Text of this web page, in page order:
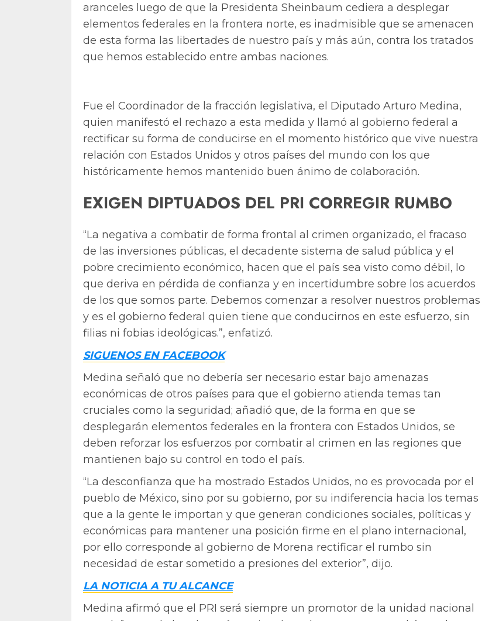
aranceles luego de que la Presidenta Sheinbaum cediera a desplegar
elementos federales en la frontera norte, es inadmisible que se amenacen
de esta forma las libertades de nuestro país y más aún, contra los tratados
que hemos establecido entre ambas naciones.
Fue el Coordinador de la fracción legislativa, el Diputado Arturo Medina,
quien manifestó el rechazo a esta medida y llamó al gobierno federal a
rectificar su forma de conducirse en el momento histórico que vive nuestra
relación con Estados Unidos y otros países del mundo con los que
históricamente hemos mantenido buen ánimo de colaboración.
EXIGEN DIPTUADOS DEL PRI CORREGIR RUMBO
“La negativa a combatir de forma frontal al crimen organizado, el fracaso
de las inversiones públicas, el decadente sistema de salud pública y el
pobre crecimiento económico, hacen que el país sea visto como débil, lo
que deriva en pérdida de confianza y en incertidumbre sobre los acuerdos
de los que somos parte. Debemos comenzar a resolver nuestros problemas
y es el gobierno federal quien tiene que conducirnos en este esfuerzo, sin
filias ni fobias ideológicas.”, enfatizó.
SIGUENOS EN FACEBOOK
Medina señaló que no debería ser necesario estar bajo amenazas
económicas de otros países para que el gobierno atienda temas tan
cruciales como la seguridad; añadió que, de la forma en que se
desplegarán elementos federales en la frontera con Estados Unidos, se
deben reforzar los esfuerzos por combatir al crimen en las regiones que
mantienen bajo su control en todo el país.
“La desconfianza que ha mostrado Estados Unidos, no es provocada por el
pueblo de México, sino por su gobierno, por su indiferencia hacia los temas
que a la gente le importan y que generan condiciones sociales, políticas y
económicas para mantener una posición firme en el plano internacional,
por ello corresponde al gobierno de Morena rectificar el rumbo sin
necesidad de estar sometido a presiones del exterior”, dijo.
LA NOTICIA A TU ALCANCE
Medina afirmó que el PRI será siempre un promotor de la unidad nacional